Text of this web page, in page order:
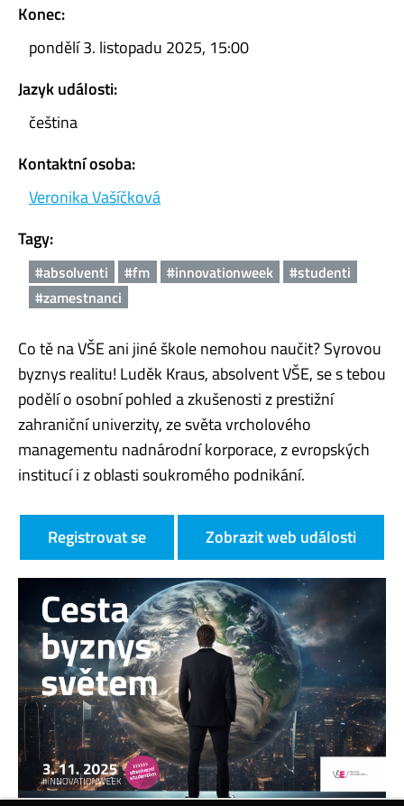
Konec:
pondělí 3. listopadu 2025, 15:00
Jazyk události:
čeština
Kontaktní osoba:
Veronika Vašíčková
Tagy:
#absolventi #fm #innovationweek
#studenti
#zamestnanci
Co tě na VŠE ani jiné škole nemohou naučit? Syrovou
byznys realitu! Luděk Kraus, absolvent VŠE, se s tebou
podělí o osobní pohled a zkušenosti z prestižní
zahraniční univerzity, ze světa vrcholového
managementu nadnárodní korporace, z evropských
institucí i z oblasti soukromého podnikání.
Registrovat se Zobrazit web události